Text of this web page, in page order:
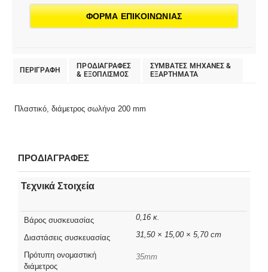
ΦΟΡΜΑ ΕΠΙΚΟΙΝΩΝΙΑΣ
ΠΕΡΙΓΡΑΦΗ
ΠΡΟΔΙΑΓΡΑΦΕΣ
& EΞΟΠΛΙΣΜΟΣ
ΣΥΜΒΑΤΕΣ ΜΗΧΑΝΕΣ &
ΕΞΑΡΤΗΜΑΤΑ
Πλαστικό, διάμετρος σωλήνα 200 mm
ΠΡΟΔΙΑΓΡΑΦΕΣ
Τεχνικά Στοιχεία
Βάρος συσκευασίας 0,16 κ.
Διαστάσεις συσκευασίας 31,50 × 15,00 × 5,70 cm
Πρότυπη ονομαστική
διάμετρος
35mm